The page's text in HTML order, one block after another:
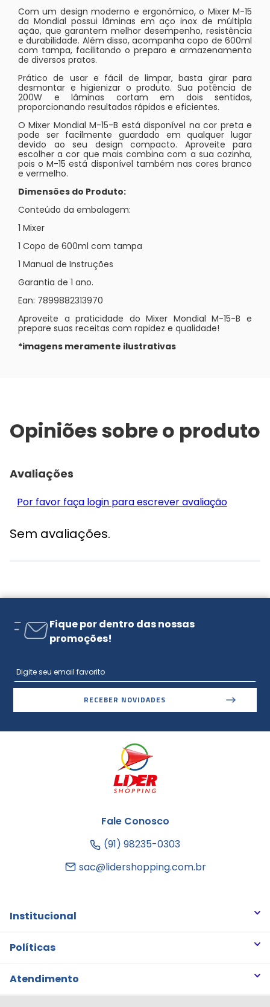
Com um design moderno e ergonômico, o Mixer M-15
da Mondial possui lâminas em aço inox de múltipla
ação, que garantem melhor desempenho, resistência
e durabilidade. Além disso, acompanha copo de 600ml
com tampa, facilitando o preparo e armazenamento
de diversos pratos.
Prático de usar e fácil de limpar, basta girar para
desmontar e higienizar o produto. Sua potência de
200W e lâminas cortam em dois sentidos,
proporcionando resultados rápidos e eficientes.
O Mixer Mondial M-15-B está disponível na cor preta e
pode ser facilmente guardado em qualquer lugar
devido ao seu design compacto. Aproveite para
escolher a cor que mais combina com a sua cozinha,
pois o M-15 está disponível também nas cores branco
e vermelho.
Dimensões do Produto:
Conteúdo da embalagem:
1 Mixer
1 Copo de 600ml com tampa
1 Manual de Instruções
Garantia de 1 ano.
Ean: 7899882313970
Aproveite a praticidade do Mixer Mondial M-15-B e
prepare suas receitas com rapidez e qualidade!
*imagens meramente ilustrativas
Opiniões sobre o produto
Avaliações
Por favor faça login para escrever avaliação
Sem avaliações.
Fique por dentro das nossas
promoções!
RECEBER NOVIDADES
Fale Conosco
(91) 98235-0303
sac@lidershopping.com.br
Institucional
Quem somos
Notícias
Políticas
Trocas e Devoluções
Política de Privacidade
Atendimento